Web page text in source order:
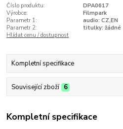
Číslo produktu:
DPA0617
Výrobce:
Filmpark
Parametr 1:
audio: CZ,EN
Parametr 2:
titulky: žádné
Hlídat cenu / dostupnost
Kompletní specifikace
Související zboží 6
Kompletní specifikace